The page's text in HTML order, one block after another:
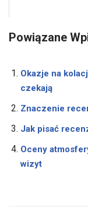
Powiązane
Okazje na
czekają
Znaczenie
Jak pisać
Oceny
wizyt